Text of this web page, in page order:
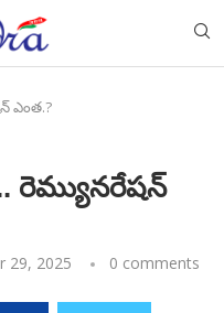
ఎంత.?
రెమ్యునరేషన్
29, 2025 0 comments